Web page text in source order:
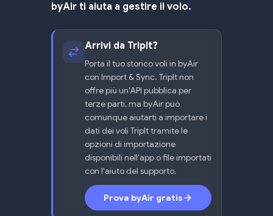
byAir ti aiuta a gestire il volo.
Arrivi da TripIt?
Porta il tuo storico voli in byAir
con Import & Sync. TripIt non
offre più un'API pubblica per
terze parti, ma byAir può
comunque aiutarti a importare i
dati dei voli TripIt tramite le
opzioni di importazione
disponibili nell'app o file importati
con l'aiuto del supporto.
Prova byAir gratis